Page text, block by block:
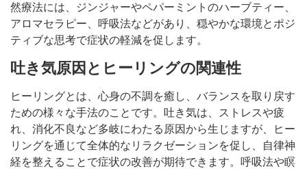
然療法には、ジンジャーやペパーミントのハーブティー、
アロマセラピー、呼吸法などがあり、穏やかな環境とポジ
ティブな思考で症状の軽減を促します。
吐き気原因とヒーリングの関連性
ヒーリングとは、心身の不調を癒し、バランスを取り戻す
ための様々な手法のことです。吐き気は、ストレスや疲
れ、消化不良など多岐にわたる原因から生じますが、ヒー
リングを通じて全体的なリラクゼーションを促し、自律神
経を整えることで症状の改善が期待できます。呼吸法や瞑